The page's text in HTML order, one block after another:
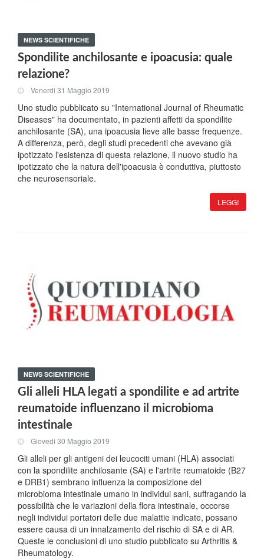
NEWS SCIENTIFICHE
Spondilite anchilosante e ipoacusia: quale
relazione?
Venerdi 31 Maggio 2019
Uno studio pubblicato su "International Journal of Rheumatic
Diseases" ha documentato, in pazienti affetti da spondilite
anchilosante (SA), una ipoacusia lieve alle basse frequenze.
A differenza, però, degli studi precedenti che avevano già
ipotizzato l'esistenza di questa relazione, il nuovo studio ha
ipotizzato che la natura dell'ipoacusia è conduttiva, piuttosto
che neurosensoriale.
LEGGI
NEWS SCIENTIFICHE
Gli alleli HLA legati a spondilite e ad artrite
reumatoide influenzano il microbioma
intestinale
Giovedi 30 Maggio 2019
Gli alleli per gli antigeni dei leucociti umani (HLA) associati
con la spondilite anchilosante (SA) e l'artrite reumatoide (B27
e DRB1) sembrano influenza la composizione del
microbioma intestinale umano in individui sani, suffragando la
possibilità che le variazioni della flora intestinale, occorse
negli individui portatori delle due malattie indicate, possano
essere causa di un innalzamento del rischio di SA e di AR.
Queste le conclusioni di uno studio pubblicato su Arthritis &
Rheumatology.